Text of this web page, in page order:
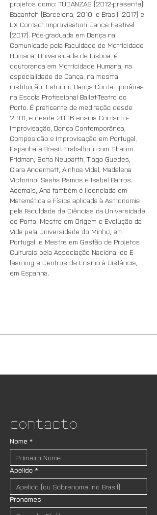
projetos como: TUDANZAS (2012-presente),
Bacantoh (Barcelona, 2010; e Brasil, 2017) e
LX Contact Improvisation Dance Festival
(2017). Pós-graduada em Dança na
Comunidade pela Faculdade de Motricidade
Humana, Universidade de Lisboa, é
doutoranda em Motricidade Humana, na
especialidade de Dança, na mesma
instituição. Estudou Dança Contemporânea
na Escola Profissional Ballet-Teatro do
Porto. É praticante de meditação desde
2001, e desde 2006 ensina Contacto-
Improvisação, Dança Contemporânea,
Composição e Improvisação em Portugal,
Espanha e Brasil. Trabalhou com Sharon
Fridman, Sofia Neuparth, Tiago Guedes,
Clara Andermatt, Ainhoa Vidal, Madalena
Victorino, Sasha Ramos e Isabel Barros.
Ademais, Ana também é licenciada em
Matemática e Física aplicada à Astronomia
pela Faculdade de Ciências da Universidade
do Porto; Mestre em Origem e Evolução da
Vida pela Universidade do Minho, em
Portugal; e Mestre em Gestão de Projetos
Culturais pela Associação Nacional de E-
learning e Centros de Ensino à Distância,
em Espanha.
Contacto
Nome *
Apelido *
Pronomes